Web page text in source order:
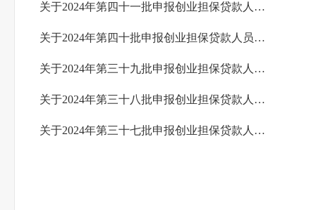
关于2024年第四十一批申报创业担保贷款人员情况的公示
关于2024年第四十批申报创业担保贷款人员情况的公示
关于2024年第三十九批申报创业担保贷款人员情况的公示
关于2024年第三十八批申报创业担保贷款人员情况的公示
关于2024年第三十七批申报创业担保贷款人员情况的公示